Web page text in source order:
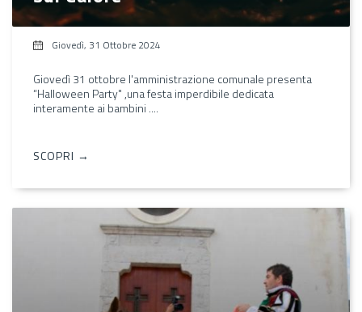
Giovedì, 31 Ottobre 2024
Giovedì 31 ottobre l'amministrazione comunale presenta
“Halloween Party" ,una festa imperdibile dedicata
interamente ai bambini ....
SCOPRI →